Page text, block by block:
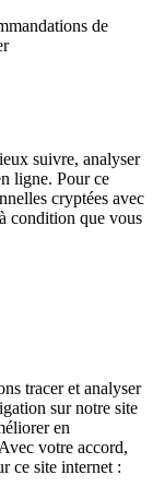
de
suivre, analyser
ligne. Pour ce
cryptées avec
condition que vous
tracer et analyser
sur notre site
en
votre accord,
ce site internet :